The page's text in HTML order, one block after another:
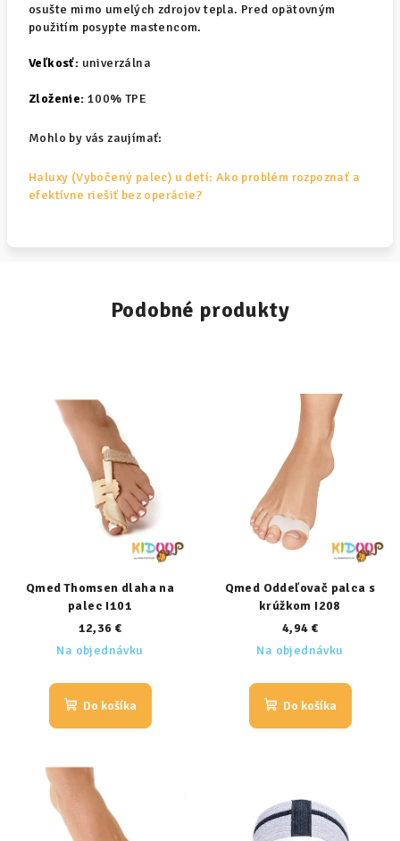
osušte mimo umelých zdrojov tepla. Pred opätovným
použitím posypte mastencom.
Veľkosť: univerzálna
Zloženie: 100% TPE
Mohlo by vás zaujímať:
Haluxy (Vybočený palec) u detí: Ako problém rozpoznať a
efektívne riešiť bez operácie?
Podobné produkty
Qmed Thomsen dlaha na
palec I101
12,36 €
Na objednávku
Do košíka
Qmed Oddeľovač palca s
krúžkom I208
4,94 €
Na objednávku
Do košíka